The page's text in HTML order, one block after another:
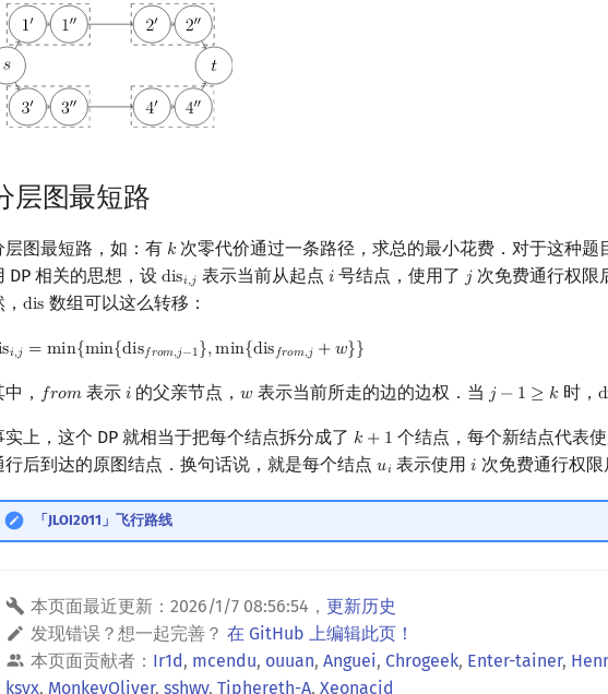
层图最短路
层图最短路，如：有 𝑘
k 次零代价通过一条路径，求总的最小花费．对于这种题
DP 相关的思想，设 dis𝑖,𝑗
disi,j 表示当前从起点 𝑖
i 号结点，使用了 𝑗
j次免费通行权限
dis
dis 数组可以这么转移：
s𝑖,𝑗 = min{min{dis𝑓𝑟𝑜𝑚,𝑗−1},min{dis𝑓𝑟𝑜𝑚,𝑗 +𝑤}}
i,j =min{min{disfrom,j−1} min{disfrom,j+ w} }
， 𝑓𝑟𝑜𝑚
from 表示 𝑖
i 的父亲节点，𝑤
w 表示当前所走的边的边权．当 𝑗 − 1 ≥ 𝑘
j− 1≥ k 时， d
实上，这个 DP 就相当于把每个结点拆分成了 𝑘 + 1
k+1
个结点，每个新结点代表
行后到达的原图结点．换句话说，就是每个结点 𝑢𝑖
ui 表示使用𝑖
i 次免费通行权限
「JLOI2011」飞行路线
本页面最近更新： 2026/1/7 08:56:54 ， 更新历史
发现错误？想一起完善？ 在 GitHub 上编辑此页！
本页面贡献者： Ir1d, mcendu, ouuan, Anguei, Chrogeek, Enter-tainer,
ksyx, MonkeyOliver, sshwy, Tiphereth-A, Xeonacid